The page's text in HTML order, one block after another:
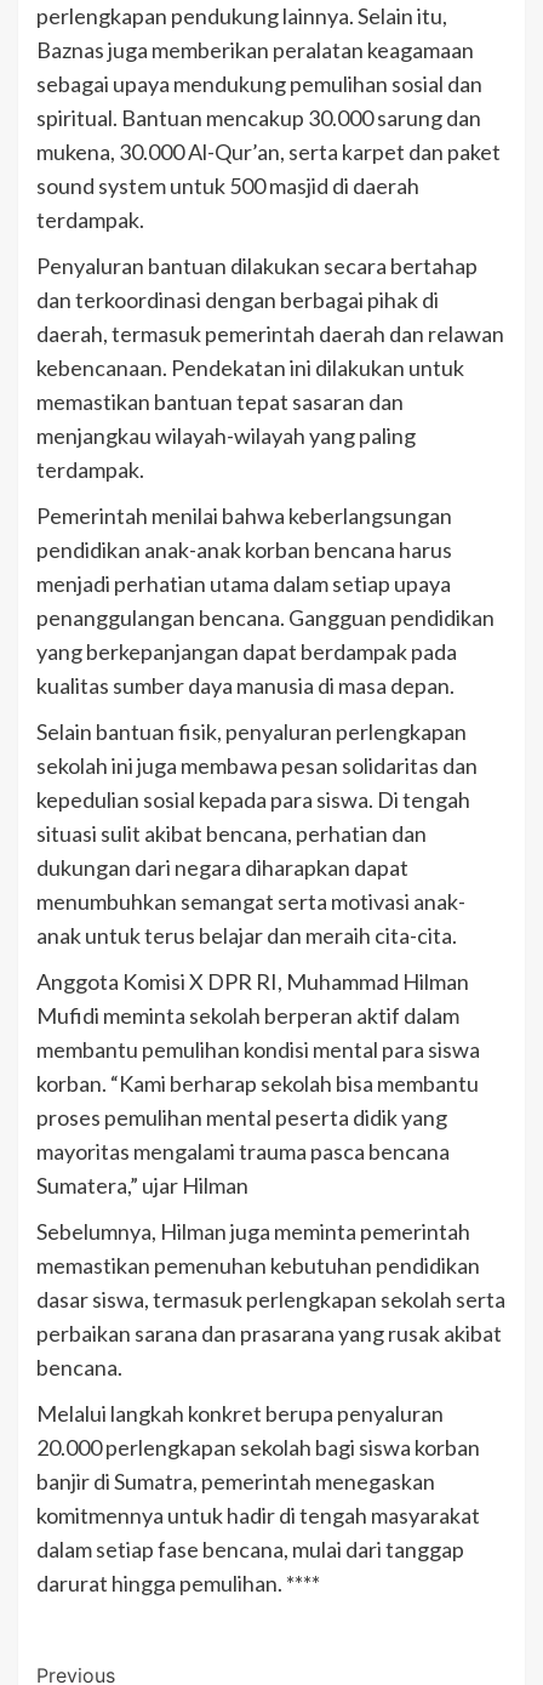
perlengkapan pendukung lainnya. Selain itu,
Baznas juga memberikan peralatan keagamaan
sebagai upaya mendukung pemulihan sosial dan
spiritual. Bantuan mencakup 30.000 sarung dan
mukena, 30.000 Al-Qur’an, serta karpet dan paket
sound system untuk 500 masjid di daerah
terdampak.
Penyaluran bantuan dilakukan secara bertahap
dan terkoordinasi dengan berbagai pihak di
daerah, termasuk pemerintah daerah dan relawan
kebencanaan. Pendekatan ini dilakukan untuk
memastikan bantuan tepat sasaran dan
menjangkau wilayah-wilayah yang paling
terdampak.
Pemerintah menilai bahwa keberlangsungan
pendidikan anak-anak korban bencana harus
menjadi perhatian utama dalam setiap upaya
penanggulangan bencana. Gangguan pendidikan
yang berkepanjangan dapat berdampak pada
kualitas sumber daya manusia di masa depan.
Selain bantuan fisik, penyaluran perlengkapan
sekolah ini juga membawa pesan solidaritas dan
kepedulian sosial kepada para siswa. Di tengah
situasi sulit akibat bencana, perhatian dan
dukungan dari negara diharapkan dapat
menumbuhkan semangat serta motivasi anak-
anak untuk terus belajar dan meraih cita-cita.
Anggota Komisi X DPR RI, Muhammad Hilman
Mufidi meminta sekolah berperan aktif dalam
membantu pemulihan kondisi mental para siswa
korban. “Kami berharap sekolah bisa membantu
proses pemulihan mental peserta didik yang
mayoritas mengalami trauma pasca bencana
Sumatera,” ujar Hilman
Sebelumnya, Hilman juga meminta pemerintah
memastikan pemenuhan kebutuhan pendidikan
dasar siswa, termasuk perlengkapan sekolah serta
perbaikan sarana dan prasarana yang rusak akibat
bencana.
Melalui langkah konkret berupa penyaluran
20.000 perlengkapan sekolah bagi siswa korban
banjir di Sumatra, pemerintah menegaskan
komitmennya untuk hadir di tengah masyarakat
dalam setiap fase bencana, mulai dari tanggap
darurat hingga pemulihan. ****
Previous